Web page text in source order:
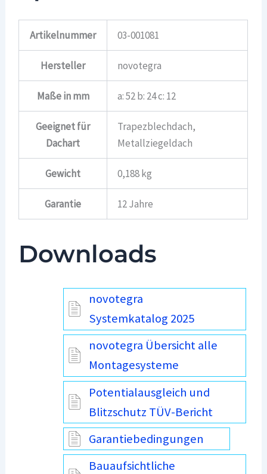
Artikelnummer 03-001081
Hersteller novotegra
Maße in mm a: 52 b: 24 c: 12
Geeignet für
Dachart
Trapezblechdach,
Metallziegeldach
Gewicht 0,188 kg
Garantie 12 Jahre
Downloads
novotegra
Systemkatalog 2025
novotegra Übersicht alle
Montagesysteme
Potentialausgleich und
Blitzschutz TÜV-Bericht
Garantiebedingungen
Bauaufsichtliche